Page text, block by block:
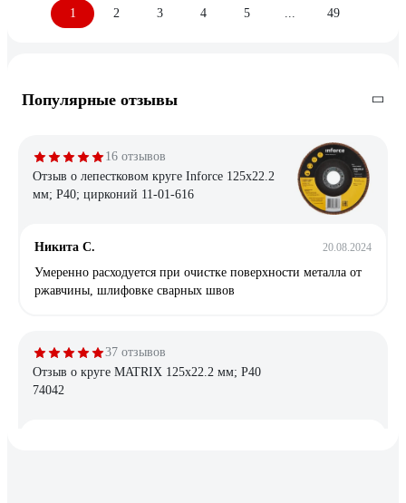
1 2 3 4 5 49
Популярные отзывы
16 отзывов
Отзыв о лепестковом круге Inforce 125x22.2
мм; P40; цирконий 11-01-616
Никита С. 20.08.2024
Умеренно расходуется при очистке поверхности металла от
ржавчины, шлифовке сварных швов
37 отзывов
Отзыв о круге MATRIX 125х22.2 мм; P40
74042